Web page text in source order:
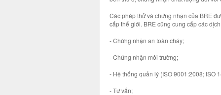
Các phép thử và chứng nhận của BRE
cấp thế giới. BRE cũng cung cấp các
- Chứng nhận an toàn cháy;
- Chứng nhận môi trường;
- Hệ thống quản lý (ISO 9001:2008; ISO
- Tư vấn;